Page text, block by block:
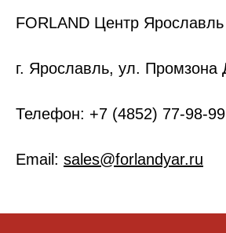
FORLAND Центр Ярославль
г. Ярославль, ул. Промзона
Телефон: +7 (4852) 77-98-99
Email: sales@forlandyar.ru